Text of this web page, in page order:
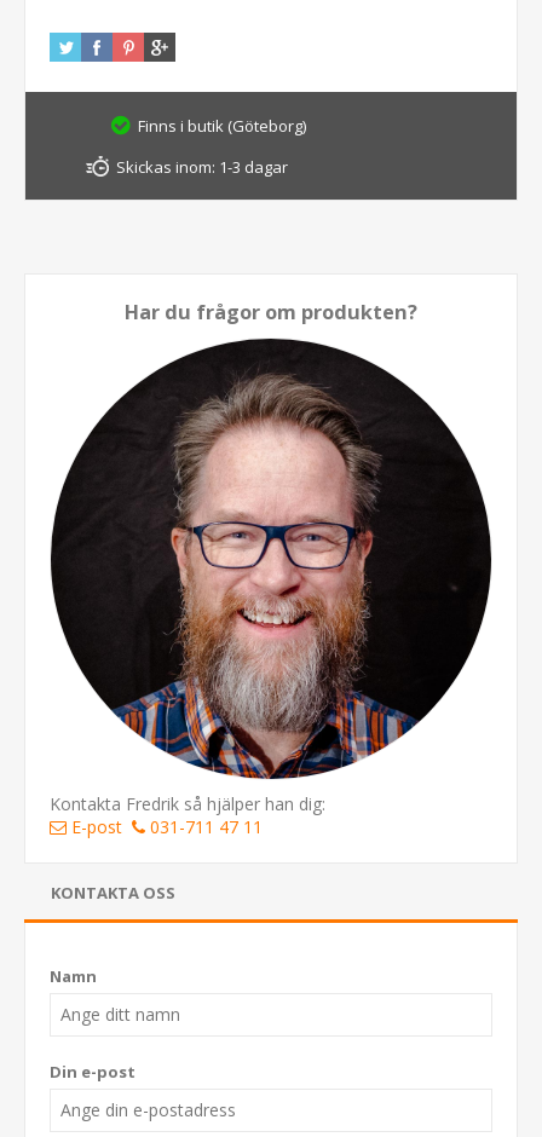
Finns i butik (Göteborg)
Skickas inom: 1-3 dagar
Har du frågor om produkten?
Kontakta Fredrik så hjälper han dig:
E-post
031-711 47 11
KONTAKTA OSS
Namn
Din e-post